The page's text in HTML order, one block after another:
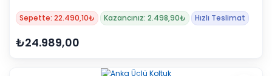
Sepette: 22.490,10₺ Kazancınız: 2.498,90₺ Hızlı Teslimat
₺24.989,00